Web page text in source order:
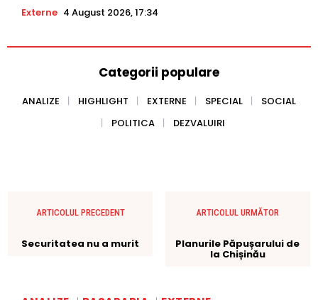
Externe 4 August 2026, 17:34
Categorii populare
ANALIZE HIGHLIGHT EXTERNE SPECIAL
SOCIAL
POLITICA
DEZVALUIRI
ARTICOLUL PRECEDENT
Securitatea nu a murit
ARTICOLUL URMĂTOR
Planurile Păpușarului de
la Chișinău